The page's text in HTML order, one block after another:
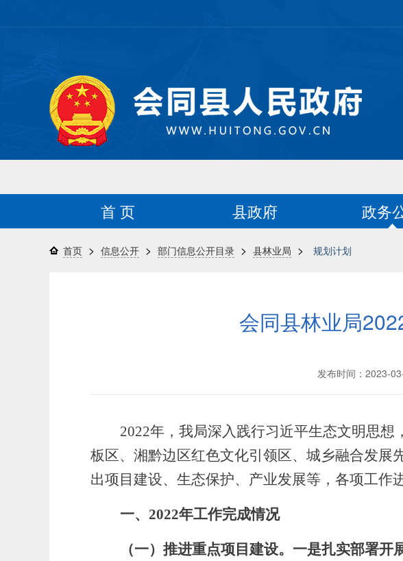
首 页 县政府 政务
首页 > 信息公开 > 部门信息公开目录 > 县林业局 > 规划计划
会同县林业局
发布时间：2023-
2022年，我局深入践行习近平生态文明思想，
板区、湘黔边区红色文化引领区、城乡融合发展
出项目建设、生态保护、产业发展等，各项工作
一、 2022年工作完成情况
（一） 推进重点项目建设。一是扎实部署开